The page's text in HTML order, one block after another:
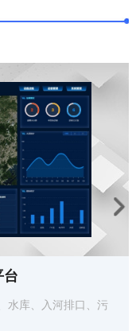
台
水库、入河排口、污